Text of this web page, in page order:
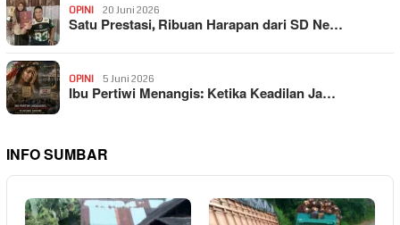
OPINI 20 Juni 2026
Satu Prestasi, Ribuan Harapan dari SD Ne…
OPINI 5 Juni 2026
Ibu Pertiwi Menangis: Ketika Keadilan Ja…
INFO SUMBAR